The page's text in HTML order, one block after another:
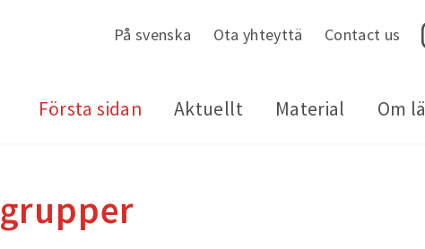
På svenska Ota yhteyttä Contact us
Första sidan Aktuellt Material Om